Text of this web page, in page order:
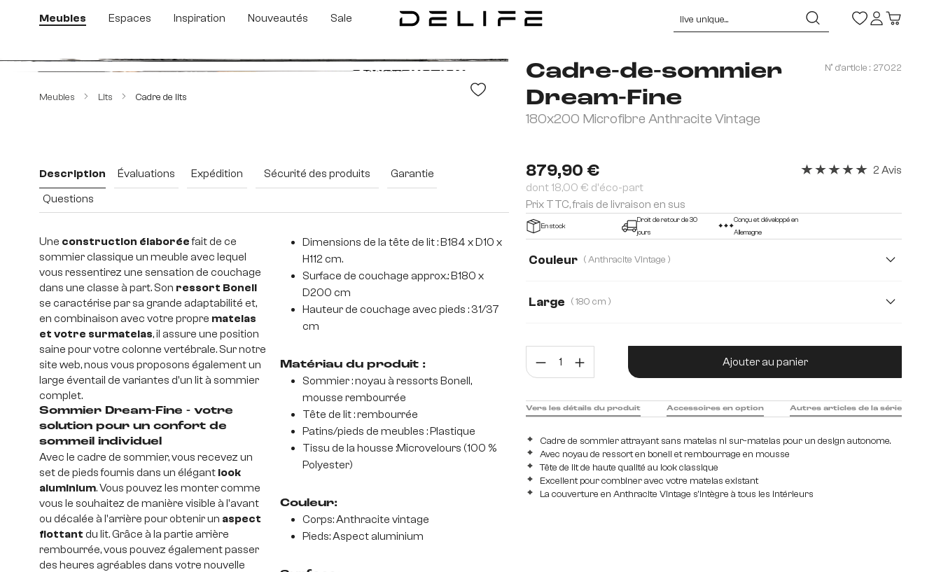
au contenu principal
Passer à la recherche
Passer à la navigation principale
Meubles Espaces Inspiration Nouveautés Sale
Meubles Lits Cadre de lits
Cadre-de-sommier
Dream-Fine
180x200 Microfibre Anthracite Vintage
N° d'article : 27022
879,90 €
dont 18,00 € d'éco-part
Prix TTC, frais de livraison en sus
2 Avis
En stock
Droit de retour de 30
jours
Conçu et développé en
Allemagne
Couleur ( Anthracite Vintage )
Large ( 180 cm )
Quantité de produit : Entrez la quantité
Ajouter au panier
Cadre de sommier attrayant sans matelas ni sur-matelas pour un design autonome.
Avec noyau de ressort en bonell et rembourrage en mousse
Tête de lit de haute qualité au look classique
Excellent pour combiner avec votre matelas existant
La couverture en Anthracite Vintage s'intègre à tous les intérieurs
Vers les détails du produit Accessoires en option Autres articles de la série
Description Évaluations Expédition Sécurité des produits
Garantie
Questions
Une construction élaboréefait de ce
sommier classique un meuble avec lequel
vous ressentirez une sensation de couchage
dans une classe à part. Son ressort Bonell
se caractérise par sa grande adaptabilité et,
en combinaison avec votre propre matelas
et votre surmatelas, il assure une position
saine pour votre colonne vertébrale. Sur notre
site web, nous vous proposons également un
large éventail de variantes d'un lit à sommier
complet.
Sommier Dream-Fine - votre
solution pour un confort de
sommeil individuel
Avec le cadre de sommier, vous recevez un
set de pieds fournis dans un élégant look
aluminium. Vous pouvez les monter comme
vous le souhaitez de manière visible à l'avant
ou décalée à l'arrière pour obtenir un aspect
flottant du lit. Grâce à la partie arrière
rembourrée, vous pouvez également passer
des heures agréables dans votre nouvelle
Dimensions de la tête de lit : B184 x D10 x
H112 cm.
Surface de couchage approx.: B180 x
D200 cm
Hauteur de couchage avec pieds : 31/37
cm
Matériau du produit :
Sommier : noyau à ressorts Bonell,
mousse rembourrée
Tête de lit : rembourrée
Patins/pieds de meubles : Plastique
Tissu de la housse :Microvelours (100 %
Polyester)
Couleur:
Corps: Anthracite vintage
Pieds: Aspect aluminium